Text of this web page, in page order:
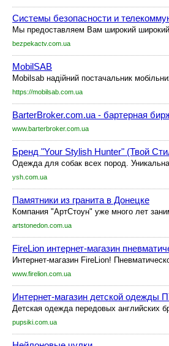
Системы безопасности и
Мы предоставляем Вам широкий
bezpekactv.com.ua
MobilSAB
Mobilsab надійний постачальник
https://mobilsab.com.ua
BarterBroker.com.ua - бартерная
www.barterbroker.com.ua
Бренд "Your Stylish Hunter" (Твой
Одежда для собак всех пород.
ysh.com.ua
Памятники из гранита в Донецке
Компания "АртСтоун" уже много лет
artstonedon.com.ua
FireLion интернет-магазин
Интернет-магазин FireLion!
www.firelion.com.ua
Интернет-магазин детской
Детская одежда передовых английских
pupsiki.com.ua